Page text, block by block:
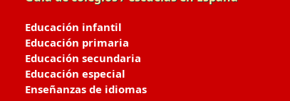
Educación infantil
Educación primaria
Educación secundaria
Educación especial
Enseñanzas de idiomas